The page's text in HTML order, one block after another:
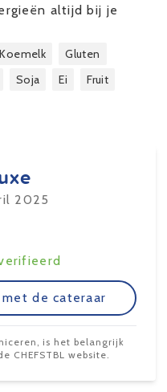
altijd bij je
Koemelk
Gluten
Soja Ei
Fruit
2025
de cateraar
is het belangrijk
CHEFSTBL website.